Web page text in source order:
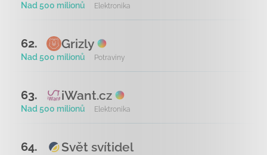
Nad 500 milionů Elektronika
62. Grizly
Nad 500 milionů Potraviny
63. iWant.cz
Nad 500 milionů Elektronika
64. Svět svítidel